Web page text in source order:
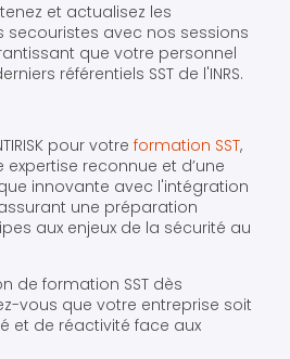
et actualisez les
avec nos sessions
que votre personnel
référentiels SST de l'INRS.
pour votre formation SST,
expertise reconnue et d’une
innovante avec l'intégration
une préparation
aux enjeux de la sécurité au
de formation SST dès
vous que votre entreprise soit
et de réactivité face aux